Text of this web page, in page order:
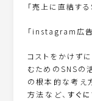
「売上に直結す
「instagram広告
コストをかけず
むためのSNSの
の根本的な考え
方法など、 すぐ